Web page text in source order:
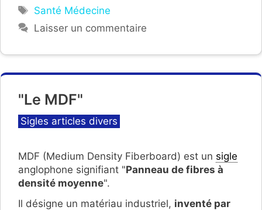
Étiquettes
Santé Médecine
Laisser un commentaire
"Le MDF"
Catégories
Sigles articles divers
MDF (Medium Density Fiberboard) est un sigle
anglophone signifiant "Panneau de fibres à
densité moyenne".
Il désigne un matériau industriel, inventé par